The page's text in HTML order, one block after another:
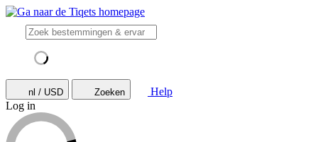
nl / USD Zoeken
Help
Log in